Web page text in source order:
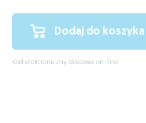
Kod elektroniczny dostawa on-line
Dodaj do koszyka